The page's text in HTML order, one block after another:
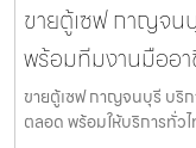
ขายตู้เซฟ กาญจน
พร้อมทีมงานมืออ
ขายตู้เซฟ กาญจนบุรี บริ
ตลอด พร้อมให้บริการทั่ว